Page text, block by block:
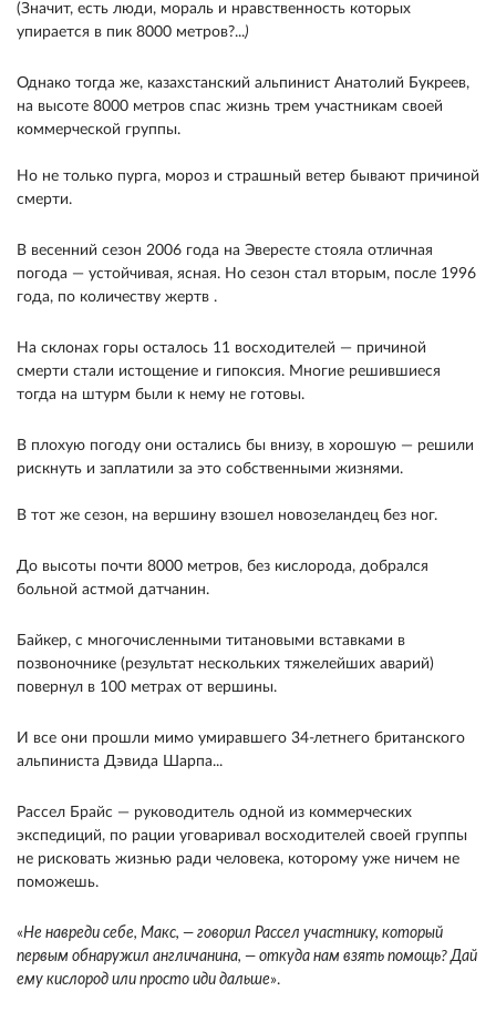
(Значит, есть люди, мораль и нравственность которых
упирается в пик 8000 метров?...)
Однако тогда же, казахстанский альпинист Анатолий Букреев,
на высоте 8000 метров спас жизнь трем участникам своей
коммерческой группы.
Но не только пурга, мороз и страшный ветер бывают причиной
смерти.
В весенний сезон 2006 года на Эвересте стояла отличная
погода — устойчивая, ясная. Но сезон стал вторым, после 1996
года, по количеству жертв .
На склонах горы осталось 11 восходителей — причиной
смерти стали истощение и гипоксия. Многие решившиеся
тогда на штурм были к нему не готовы.
В плохую погоду они остались бы внизу, в хорошую — решили
рискнуть и заплатили за это собственными жизнями.
В тот же сезон, на вершину взошел новозеландец без ног.
До высоты почти 8000 метров, без кислорода, добрался
больной астмой датчанин.
Байкер, с многочисленными титановыми вставками в
позвоночнике (результат нескольких тяжелейших аварий)
повернул в 100 метрах от вершины.
И все они прошли мимо умиравшего 34-летнего британского
альпиниста Дэвида Шарпа...
Рассел Брайс — руководитель одной из коммерческих
экспедиций, по рации уговаривал восходителей своей группы
не рисковать жизнью ради человека, которому уже ничем не
поможешь.
«Не навреди себе, Макс, — говорил Рассел участнику, который
первым обнаружил англичанина, — откуда нам взять помощь? Дай
ему кислород или просто иди дальше».